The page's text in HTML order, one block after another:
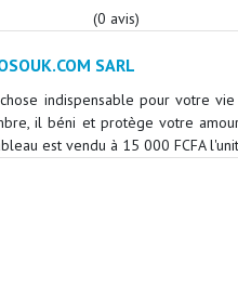
(0 avis)
SARL
indispensable pour votre vie
il béni et protège votre
est vendu à 15 000 FCFA